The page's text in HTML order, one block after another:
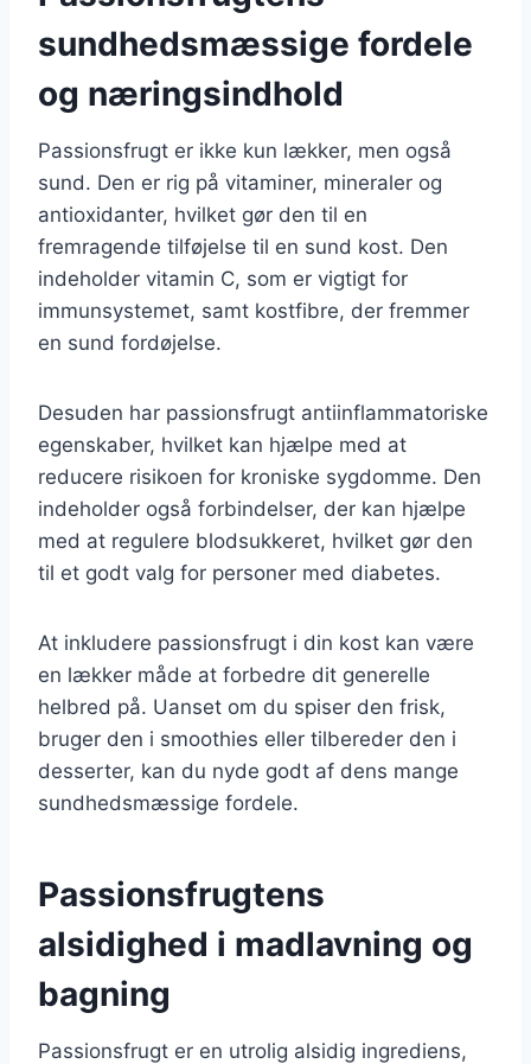
sundhedsmæssige fordele
og næringsindhold
Passionsfrugt er ikke kun lækker, men også
sund. Den er rig på vitaminer, mineraler og
antioxidanter, hvilket gør den til en
fremragende tilføjelse til en sund kost. Den
indeholder vitamin C, som er vigtigt for
immunsystemet, samt kostfibre, der fremmer
en sund fordøjelse.
Desuden har passionsfrugt antiinflammatoriske
egenskaber, hvilket kan hjælpe med at
reducere risikoen for kroniske sygdomme. Den
indeholder også forbindelser, der kan hjælpe
med at regulere blodsukkeret, hvilket gør den
til et godt valg for personer med diabetes.
At inkludere passionsfrugt i din kost kan være
en lækker måde at forbedre dit generelle
helbred på. Uanset om du spiser den frisk,
bruger den i smoothies eller tilbereder den i
desserter, kan du nyde godt af dens mange
sundhedsmæssige fordele.
Passionsfrugtens
alsidighed i madlavning og
bagning
Passionsfrugt er en utrolig alsidig ingrediens,